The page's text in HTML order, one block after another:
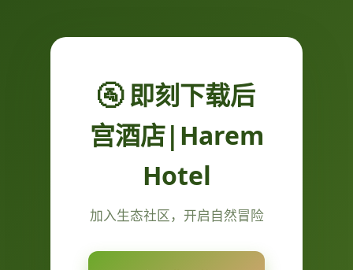
🚰 即刻下载后
宫酒店|Harem
Hotel
加入生态社区，开启自然冒险